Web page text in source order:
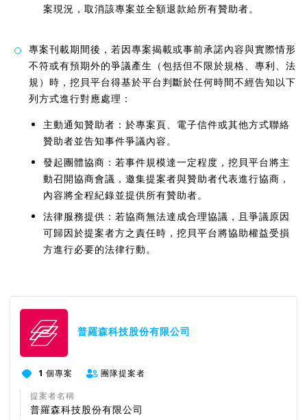
案現況，取消該專案並全額退款給所有贊助者。
專案刊載期間後，若因專案揭載或事前承諾內容與實際情形
不符或有預期外的爭議產生（包括但不限於規格、專利、法
規）時，挖貝平台得基於平台判斷於任何時間不經告知以下
列方式進行對應處理：
主動通知贊助者：於專案頁、電子信件或其他方式聯絡
贊助者並告知事件爭議內容。
發起團體協商：若事件規模達一定程度，挖貝平台將主
動召開協商會議，邀集提案者與贊助者代表進行協商，
內容將全程紀錄並提供所有贊助者。
法律服務提供：若協商無法達成合理協議，且爭議原因
可歸因於提案者方之責任時，挖貝平台將協助權益受損
方進行必要的法律行動。
普羅森科技股份有限公司
1 個專案
團隊提案者
提案者名稱
普羅森科技股份有限公司